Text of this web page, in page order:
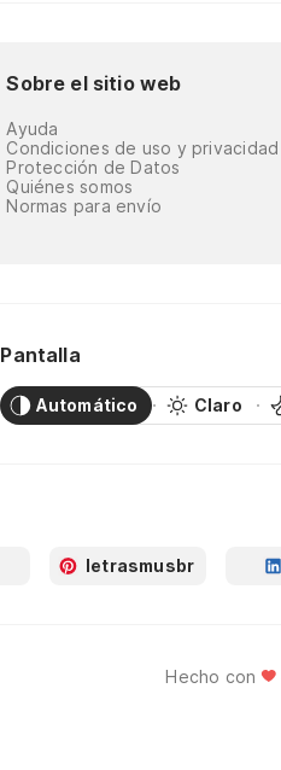
Sobre el sitio web
Ayuda
Condiciones de uso y privacidad
Protección de Datos
Quiénes somos
Normas para envío
Pantalla
Automático Claro
letrasmusbr
Hecho con